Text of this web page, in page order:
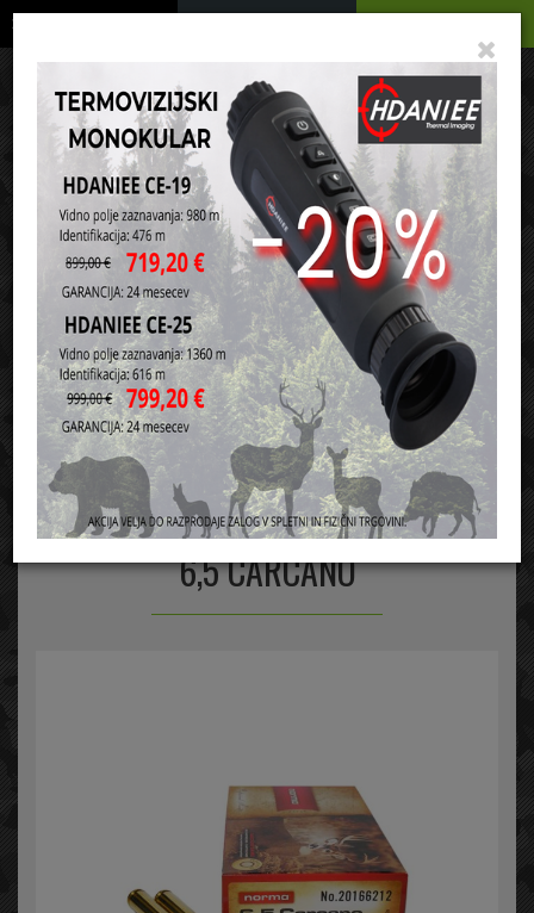
de
Vaša košarica je še prazna
Domov Strelivo
Krogelno strelivo za puške
6,5 CARCANO
Razvrsti po: ceni nazivu
6,5 CARCANO